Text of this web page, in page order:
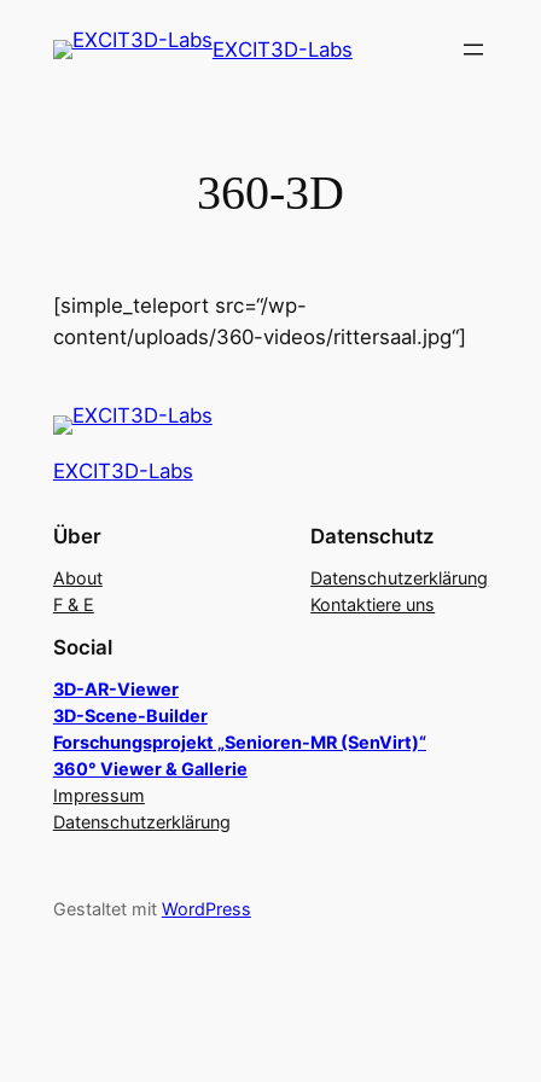
Inhalt
EXCIT3D-Labs
360-3D
[simple_teleport src=“/wp-
content/uploads/360-videos/rittersaal.jpg“]
EXCIT3D-Labs
Über
About
F & E
Datenschutz
Datenschutzerklärung
Kontaktiere uns
Social
3D-AR-Viewer
3D-Scene-Builder
Forschungsprojekt „Senioren-MR (SenVirt)“
360° Viewer & Gallerie
Impressum
Datenschutzerklärung
Gestaltet mit WordPress